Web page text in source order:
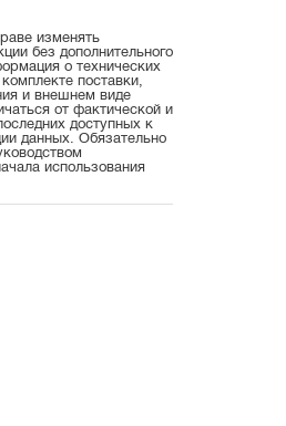
изменять
без дополнительного
о технических
поставки,
и внешнем виде
от фактической и
доступных к
данных. Обязательно
использования